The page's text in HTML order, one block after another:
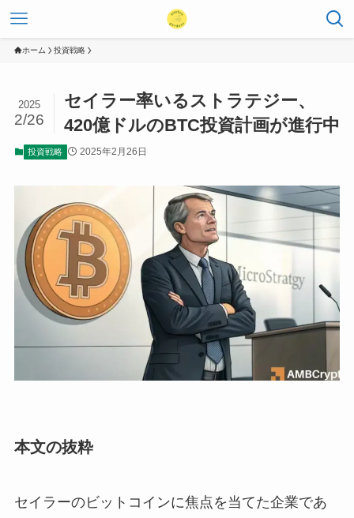
ホーム 投資戦略
セイラー率いるストラテジー、
420億ドルのBTC投資計画が進行中
2025
2/26
投資戦略 2025年2月26日
本文の抜粋
セイラーのビットコインに焦点を当てた企業であ